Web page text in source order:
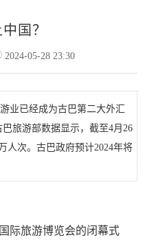
国？
2024-05-28 23:30
业已经成为古巴第二大外汇
旅游部数据显示，截至4月26
人次。古巴政府预计2024年将
际旅游博览会的闭幕式